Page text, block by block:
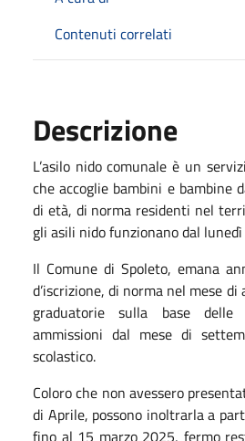
Contenuti correlati
Descrizione
L’asilo nido comunale è un
che accoglie bambini e bambine
di età, di norma residenti nel
gli asili nido funzionano dal
Il Comune di Spoleto, emana
d’iscrizione, di norma nel mese
graduatorie sulla base
ammissioni dal mese di
scolastico.
Coloro che non avessero
di Aprile, possono inoltrarla a
fino al 15 marzo 2025, fermo